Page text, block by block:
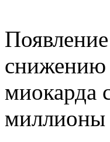
снижению
миокарда
миллионы